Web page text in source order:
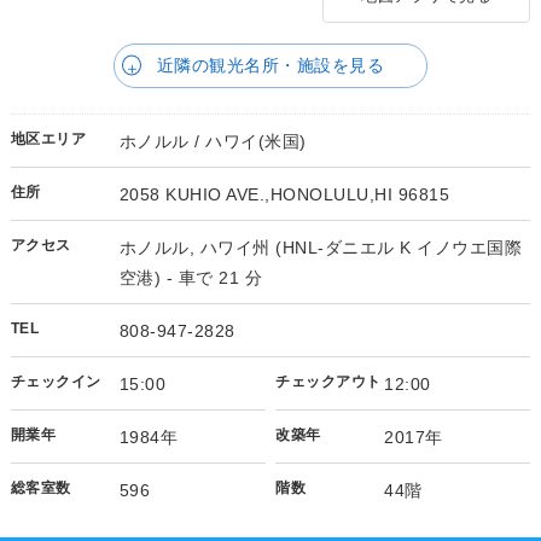
近隣の観光名所・施設を見る
地区エリア ホノルル / ハワイ(米国)
住所 2058 KUHIO AVE.,HONOLULU,HI 96815
アクセス
ホノルル, ハワイ州 (HNL-ダニエル K イノウエ国際
空港) - 車で 21 分
TEL 808-947-2828
チェックイン 15:00 チェックアウト 12:00
開業年 1984年 改築年 2017年
総客室数 596 階数 44階